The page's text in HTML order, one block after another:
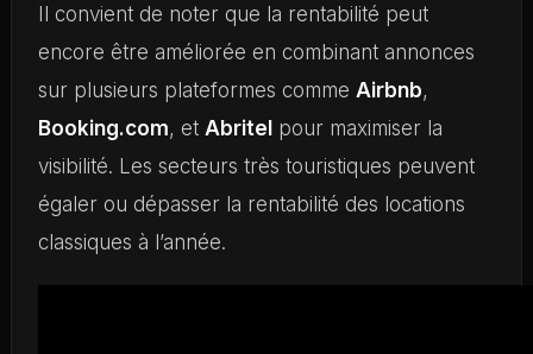
Il convient de noter que la rentabilité peut
encore être améliorée en combinant annonces
sur plusieurs plateformes comme Airbnb,
Booking.com, et Abritelpour maximiser la
visibilité. Les secteurs très touristiques peuvent
égaler ou dépasser la rentabilité des locations
classiques à l’année.